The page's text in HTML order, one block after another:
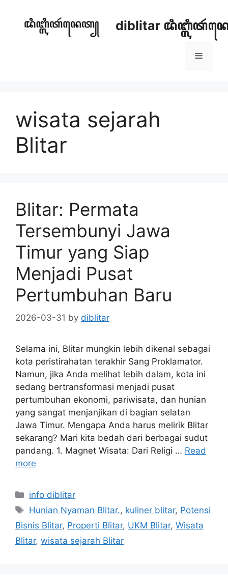
content
diblitar
Menu
wisata sejarah
Blitar
Blitar: Permata
Tersembunyi Jawa
Timur yang Siap
Menjadi Pusat
Pertumbuhan Baru
2026-03-31 by diblitar
Selama ini, Blitar mungkin lebih dikenal sebagai
kota peristirahatan terakhir Sang Proklamator.
Namun, jika Anda melihat lebih dalam, kota ini
sedang bertransformasi menjadi pusat
pertumbuhan ekonomi, pariwisata, dan hunian
yang sangat menjanjikan di bagian selatan
Jawa Timur. Mengapa Anda harus melirik Blitar
sekarang? Mari kita bedah dari berbagai sudut
pandang. 1. Magnet Wisata: Dari Religi … Read
more
Categories
info diblitar
Tags
Hunian Nyaman Blitar., kuliner blitar, Potensi
Bisnis Blitar, Properti Blitar, UKM Blitar, Wisata
Blitar, wisata sejarah Blitar